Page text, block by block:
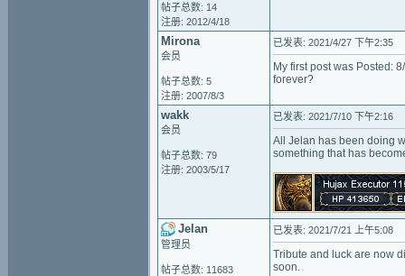
帖子总数: 14
注册: 2012/4/18
Mirona
会员
帖子总数: 5
注册: 2007/8/3
已发表: 2021/4/27 下午2:35
My first post was Posted:
forever?
wakk
会员
帖子总数: 79
注册: 2003/5/17
已发表: 2021/7/10 下午2:16
All Jelan has been doing
something that has
Jelan
管理员
帖子总数: 11683
已发表: 2021/7/21 上午5:08
Tribute and luck are now
soon.